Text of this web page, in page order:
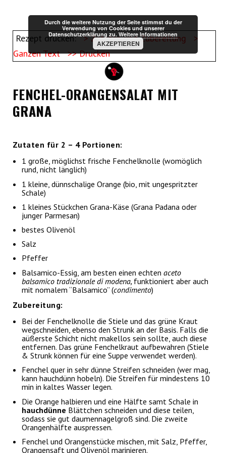
Rezept drucken:> Zutaten und Zubereitung
>
Ganzen Text
>> Drucken
FENCHEL-ORANGENSALAT MIT
GRANA
Zutaten für 2 – 4 Portionen:
1 große, möglichst frische Fenchelknolle (womöglich
rund, nicht länglich)
1 kleine, dünnschalige Orange (bio, mit ungespritzter
Schale)
1 kleines Stückchen Grana-Käse (Grana Padana oder
junger Parmesan)
bestes Olivenöl
Salz
Pfeffer
Balsamico-Essig, am besten einen echtenaceto
balsamico tradizionale di modena, funktioniert aber auch
mit nomalem “Balsamico” (condimento)
Zubereitung:
Bei der Fenchelknolle die Stiele und das grüne Kraut
wegschneiden, ebenso den Strunk an der Basis. Falls die
aüßerste Schicht nicht makellos sein sollte, auch diese
entfernen. Das grüne Fenchelkraut aufbewahren (Stiele
& Strunk können für eine Suppe verwendet werden).
Fenchel quer in sehr dünne Streifen schneiden (wer mag,
kann hauchdünn hobeln). Die Streifen für mindestens 10
min in kaltes Wasser legen.
Die Orange halbieren und eine Hälfte samt Schale in
hauchdünne Blättchen schneiden und diese teilen,
sodass sie gut daumennagelgroß sind. Die zweite
Orangenhälfte auspressen.
Fenchel und Orangenstücke mischen, mit Salz, Pfeffer,
Orangensaft und Olivenöl marinieren.
Durch die weitere Nutzung der Seite stimmst du der
Verwendung von Cookies und unserer
Datenschutzerklärung zu. Weitere Informationen
AKZEPTIEREN